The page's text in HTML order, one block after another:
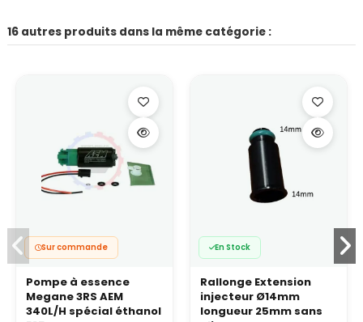
16 autres produits dans la même catégorie :
Sur commande
Pompe à essence
Megane 3RS AEM
340L/H spécial éthanol
En Stock
Rallonge Extension
injecteur Ø14mm
longueur 25mm sans